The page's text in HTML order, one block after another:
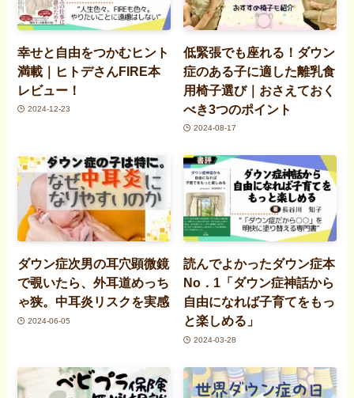
幸せと自由をつかむヒント
満載｜ヒトデさんFIRE本
レビュー！
2024-12-23
低緊張でも座れる！ダウン
症のある子に適した離乳食
用椅子選び｜おさえておく
べき3つのポイント
2024-08-17
ダウン症次男の耳穴顕微鏡
で覗いたら、外耳道めっち
ゃ狭。中耳炎リスクを実感
2024-06-05
読んでよかったダウン症本
No．1「ダウン症神話から
自由になれば子育てをもっ
と楽しめる」
2024-03-28